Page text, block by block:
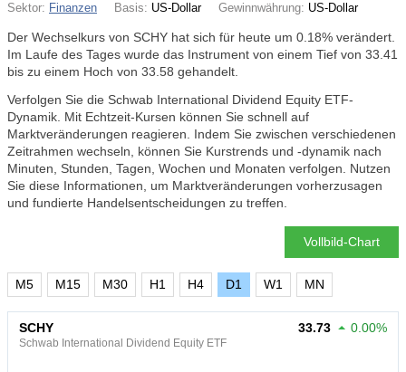
Sektor: Finanzen Basis: US-Dollar Gewinnwährung: US-Dollar
Der Wechselkurs von SCHY hat sich für heute um 0.18% verändert.
Im Laufe des Tages wurde das Instrument von einem Tief von 33.41
bis zu einem Hoch von 33.58 gehandelt.
Verfolgen Sie die Schwab International Dividend Equity ETF-
Dynamik. Mit Echtzeit-Kursen können Sie schnell auf
Marktveränderungen reagieren. Indem Sie zwischen verschiedenen
Zeitrahmen wechseln, können Sie Kurstrends und -dynamik nach
Minuten, Stunden, Tagen, Wochen und Monaten verfolgen. Nutzen
Sie diese Informationen, um Marktveränderungen vorherzusagen
und fundierte Handelsentscheidungen zu treffen.
Vollbild-Chart
M5 M15 M30 H1 H4 D1 W1 MN
SCHY
Schwab International Dividend Equity ETF
33.73 0.00%